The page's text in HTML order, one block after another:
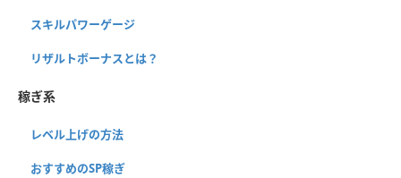
スキルパワーゲージ
リザルトボーナスとは？
稼ぎ系
レベル上げの方法
おすすめのSP稼ぎ